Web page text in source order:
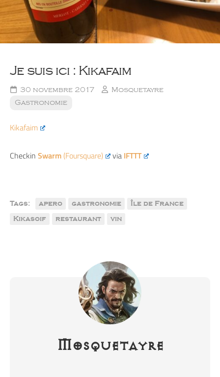
Je suis ici : Kikafaim
30 novembre 2017
Mosquetayre
Gastronomie
Kikafaim
Checkin Swarm (Foursquare) via IFTTT
Tags: apero gastronomie
Île de France
Kikasoif
restaurant vin
Mosquetayre